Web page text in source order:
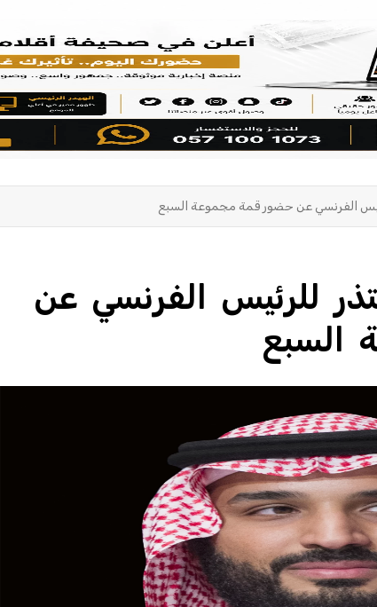
الفرنسي عن حضور قمة مجموعة السبع
للرئيس الفرنسي عن
السبع